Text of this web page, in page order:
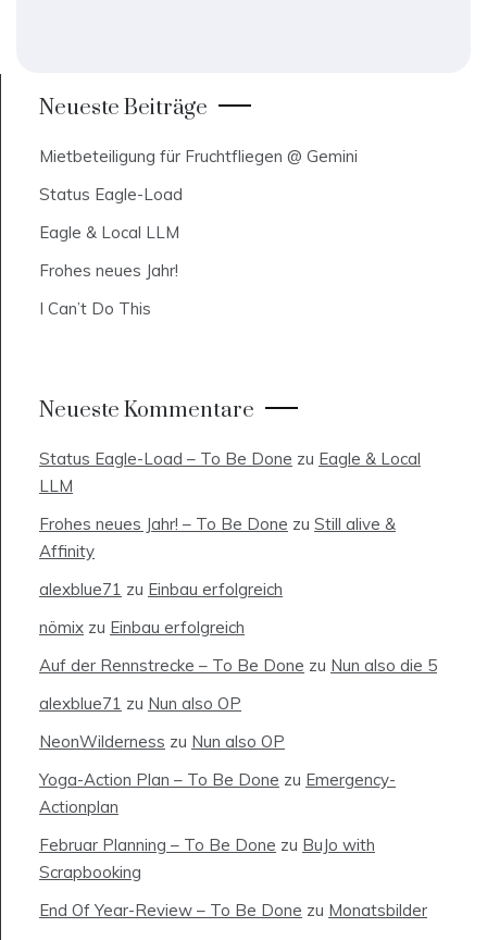
Neueste Beiträge
Mietbeteiligung für Fruchtfliegen @ Gemini
Status Eagle-Load
Eagle & Local LLM
Frohes neues Jahr!
I Can’t Do This
Neueste Kommentare
Status Eagle-Load – To Be Done zu Eagle & Local
LLM
Frohes neues Jahr! – To Be Done zu Still alive &
Affinity
alexblue71 zu Einbau erfolgreich
nömix zu Einbau erfolgreich
Auf der Rennstrecke – To Be Done zu Nun also die 5
alexblue71 zu Nun also OP
NeonWilderness zu Nun also OP
Yoga-Action Plan – To Be Done zu Emergency-
Actionplan
Februar Planning – To Be Done zu BuJo with
Scrapbooking
End Of Year-Review – To Be Done zu Monatsbilder